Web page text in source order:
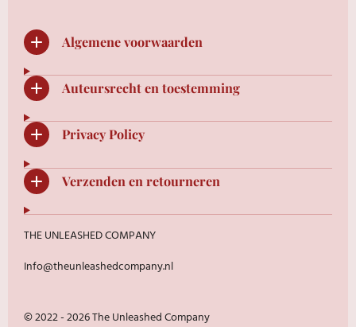
Algemene voorwaarden
Auteursrecht en toestemming
Privacy Policy
Verzenden en retourneren
THE UNLEASHED COMPANY
Info@theunleashedcompany.nl
© 2022 - 2026 The Unleashed Company